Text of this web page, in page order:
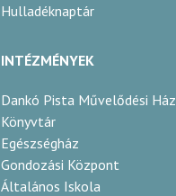
Hulladéknaptár
INTÉZMÉNYEK
Dankó Pista Művelődési Ház
Könyvtár
Egészségház
Gondozási Központ
Általános Iskola